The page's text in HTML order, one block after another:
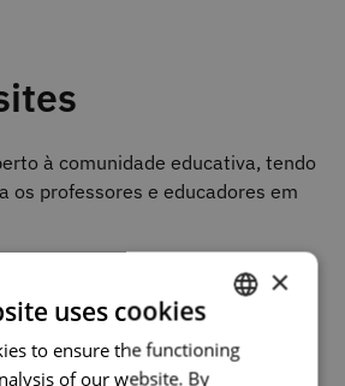
à comunidade educativa, tendo
os professores e educadores em
and
PORTUGUESE
×
uses cookies
to ensure the functioning
of our website. By